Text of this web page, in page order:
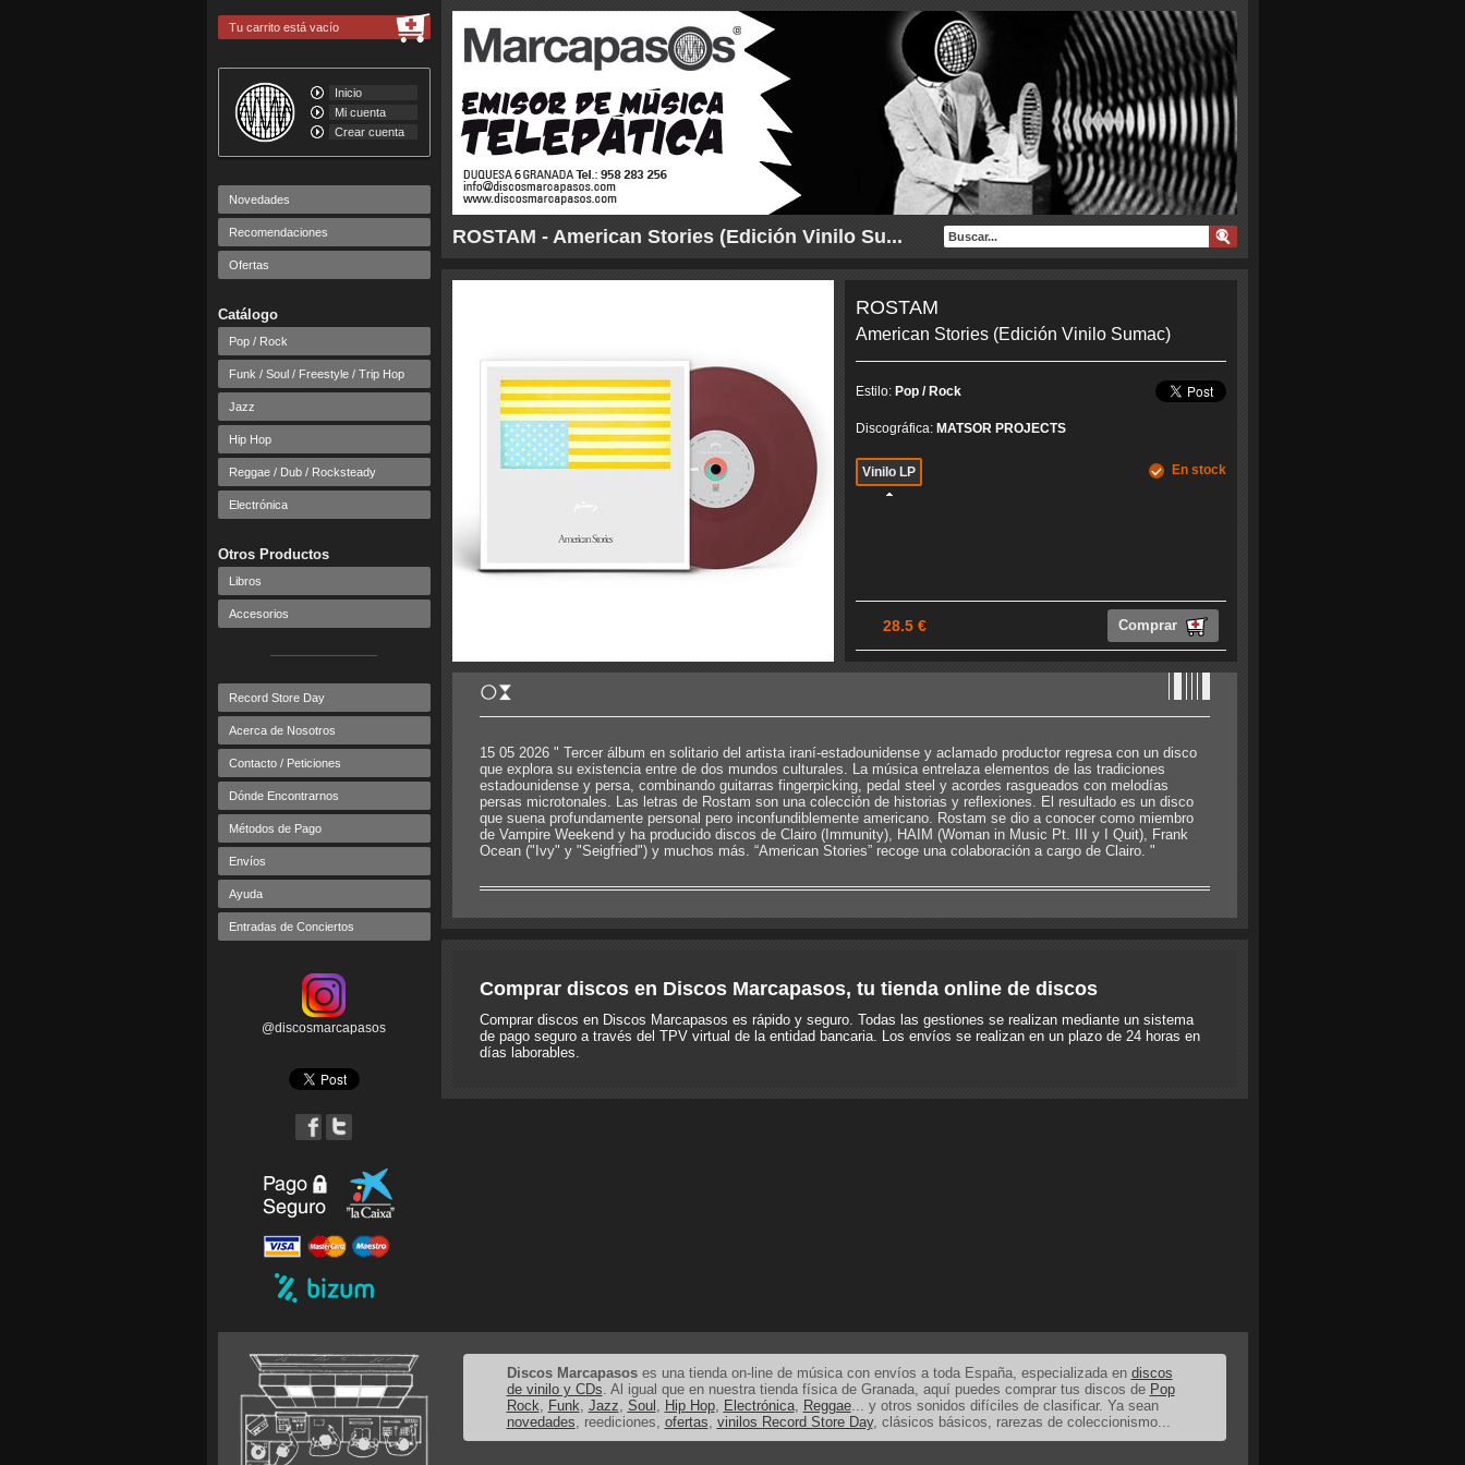
ROSTAM - American Stories (Edición Vinilo Su...
Tu carrito está vacío
Inicio
Mi cuenta
Crear cuenta
Novedades
Recomendaciones
Ofertas
Catálogo
Pop / Rock
Funk / Soul / Freestyle / Trip Hop
Jazz
Hip Hop
Reggae / Dub / Rocksteady
Electrónica
Otros Productos
Libros
Accesorios
Record Store Day
Acerca de Nosotros
Contacto / Peticiones
Dónde Encontrarnos
Métodos de Pago
Envíos
Ayuda
Entradas de Conciertos
@discosmarcapasos
ROSTAM
American Stories (Edición Vinilo Sumac)
Estilo: Pop / Rock
Discográfica: MATSOR PROJECTS
Vinilo LP En stock
28.5 € Comprar
15 05 2026 " Tercer álbum en solitario del artista iraní-estadounidense y aclamado productor regresa con un disco
que explora su existencia entre de dos mundos culturales. La música entrelaza elementos de las tradiciones
estadounidense y persa, combinando guitarras fingerpicking, pedal steel y acordes rasgueados con melodías
persas microtonales. Las letras de Rostam son una colección de historias y reflexiones. El resultado es un disco
que suena profundamente personal pero inconfundiblemente americano. Rostam se dio a conocer como miembro
de Vampire Weekend y ha producido discos de Clairo (Immunity), HAIM (Woman in Music Pt. III y I Quit), Frank
Ocean ("Ivy" y "Seigfried") y muchos más. “American Stories” recoge una colaboración a cargo de Clairo. "
Comprar discos en Discos Marcapasos, tu tienda online de discos
Comprar discos en Discos Marcapasos es rápido y seguro. Todas las gestiones se realizan mediante un sistema
de pago seguro a través del TPV virtual de la entidad bancaria. Los envíos se realizan en un plazo de 24 horas en
días laborables.
Discos Marcapasoses una tienda on-line de música con envíos a toda España, especializada en discos
de vinilo y CDs. Al igual que en nuestra tienda física de Granada, aquí puedes comprar tus discos de Pop
Rock, Funk, Jazz, Soul , Hip Hop, Electrónica, Reggae... y otros sonidos difíciles de clasificar. Ya sean
novedades, reediciones, ofertas, vinilos Record Store Day, clásicos básicos, rarezas de coleccionismo...